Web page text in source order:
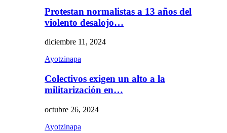
Protestan normalistas a 13 años del
violento desalojo…
diciembre 11, 2024
Ayotzinapa
Colectivos exigen un alto a la
militarización en…
octubre 26, 2024
Ayotzinapa